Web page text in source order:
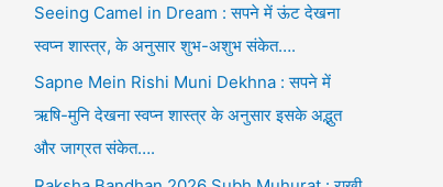
Seeing Camel in Dream : सपने में ऊंट देखना
स्वप्न शास्त्र, के अनुसार शुभ-अशुभ संकेत….
Sapne Mein Rishi Muni Dekhna : सपने में
ऋषि-मुनि देखना स्वप्न शास्त्र के अनुसार इसके अद्भुत
और जाग्रत संकेत….